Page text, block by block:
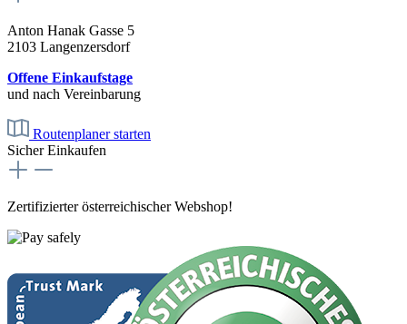
Anton Hanak Gasse 5
2103 Langenzersdorf
Offene Einkaufstage
und nach Vereinbarung
Routenplaner starten
Sicher Einkaufen
Zertifizierter österreichischer Webshop!